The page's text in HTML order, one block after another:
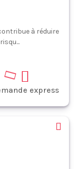
à réduire
express